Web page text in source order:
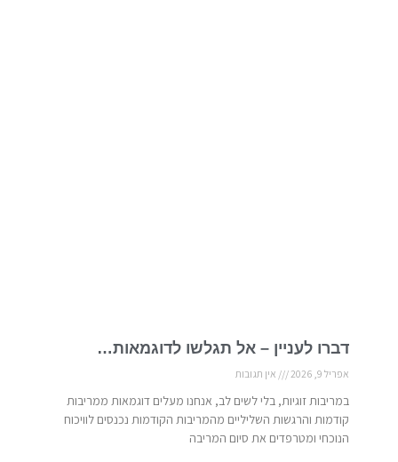
דברו לעניין – אל תגלשו לדוגמאות…
אפריל 9, 2026 אין תגובות
במריבות זוגיות, בלי לשים לב, אנחנו מעלים דוגמאות ממריבות
קודמות והרגשות השליליים מהמריבות הקודמות נכנסים לוויכוח
הנוכחי ומטרפדים את סיום המריבה